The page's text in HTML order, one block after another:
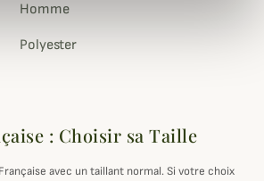
Homme
Polyester
: Choisir sa Taille
avec un taillant normal. Si votre choix